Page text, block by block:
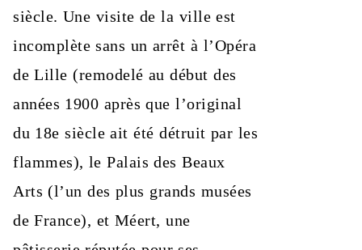
siècle. Une visite de la ville est
incomplète sans un arrêt à l’Opéra
de Lille (remodelé au début des
années 1900 après que l’original
du 18e siècle ait été détruit par les
flammes), le Palais des Beaux
Arts (l’un des plus grands musées
de France), et Méert, une